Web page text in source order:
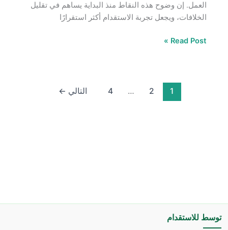
العمل. إن وضوح هذه النقاط منذ البداية يساهم في تقليل
الخلافات، ويجعل تجربة الاستقدام أكثر استقرارًا
Read Post »
1
2
…
4 التالي ←
توسط للاستقدام